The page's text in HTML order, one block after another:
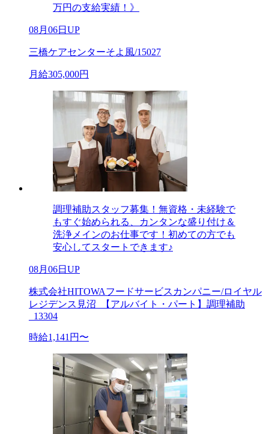
万円の支給実績！》
08月06日UP
三橋ケアセンターそよ風/15027
月給305,000円
調理補助スタッフ募集！無資格・未経験で
もすぐ始められる、カンタンな盛り付け＆
洗浄メインのお仕事です！初めての方でも
安心してスタートできます♪
08月06日UP
株式会社HITOWAフードサービスカンパニー/ロイヤル
レジデンス見沼_【アルバイト・パート】調理補助
_13304
時給1,141円〜